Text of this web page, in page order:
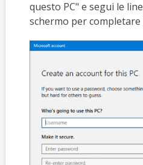
questo PC" e segui le
schermo per completare